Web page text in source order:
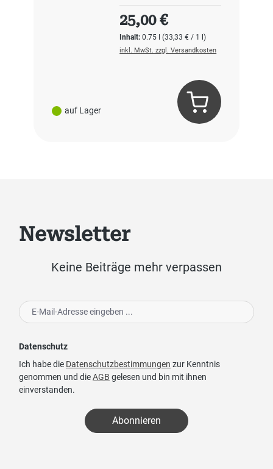
auf Lager
Inhalt:0.75 l(33,33 € / 1 l)
Regulärer Preis:
25,00 €
inkl. MwSt. zzgl. Versandkosten
Newsletter
Keine Beiträge mehr verpassen
Datenschutz
Ich habe die Datenschutzbestimmungen zur Kenntnis
genommen und dieAGB gelesen und bin mit ihnen
einverstanden.
Abonnieren